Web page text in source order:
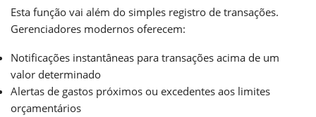
Esta função vai além do simples registro de transações.
Gerenciadores modernos oferecem:
Notificações instantâneas para transações acima de um
valor determinado
Alertas de gastos próximos ou excedentes aos limites
orçamentários